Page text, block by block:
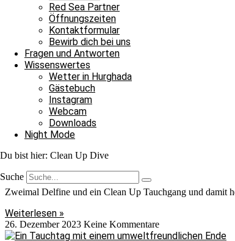
Red Sea Partner
Öffnungszeiten
Kontaktformular
Bewirb dich bei uns
Fragen und Antworten
Wissenswertes
Wetter in Hurghada
Gästebuch
Instagram
Webcam
Downloads
Night Mode
Du bist hier: Clean Up Dive
Suche
Weiterlesen »
30. Januar 2025Keine Kommentare
Tägliche Tauchausfahrten
Fette Beute beim Unterwasser Clean Up
Fette Beute beim Unterwasser Clean Up und damit heißt
Weiterlesen »
12. Juni 2024Keine Kommentare
Zweimal Delfine und ein Clean Up
Zweimal Delfine und ein Clean Up Tauchgang und damit
Weiterlesen »
26. Dezember 2023 Keine Kommentare